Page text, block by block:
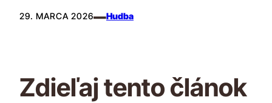
29. MARCA 2026–Hudba
Zdieľaj tento článok